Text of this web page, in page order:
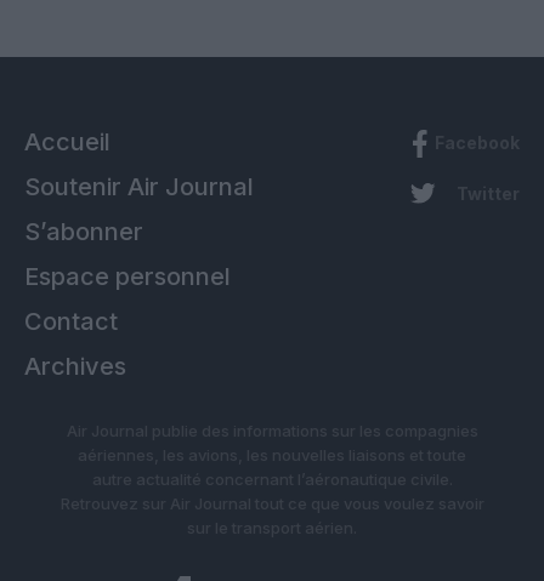
Accueil
Soutenir Air Journal
S’abonner
Espace personnel
Contact
Archives